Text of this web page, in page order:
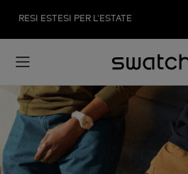
RESI ESTESI PER L'ESTATE